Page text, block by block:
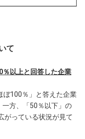
て
％以上と回答した企業
ぼ100％」と答えた企業
方、「50％以下」の
がっている状況が見て